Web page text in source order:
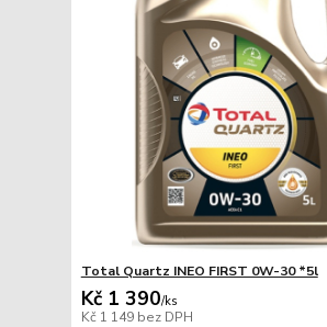
Total Quartz INEO FIRST 0W-30 *5l
Kč 1 390/ks
Kč 1 149 bez DPH